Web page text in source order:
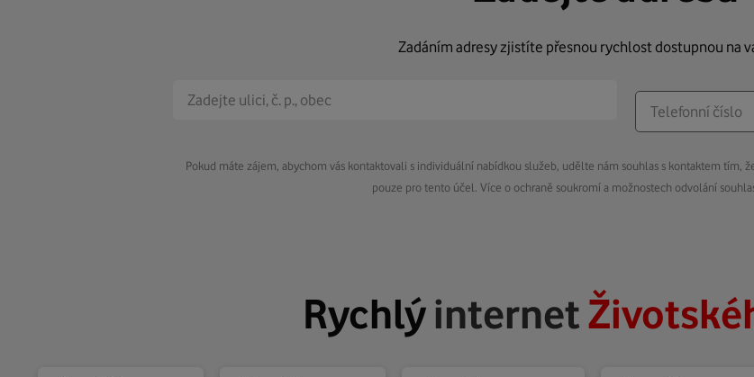
Zadáním adresy zjistíte přesnou rychlost dostupnou na
Pokud máte zájem, abychom vás kontaktovali s individuální nabídkou služeb, udělte nám souhlas s kontaktem tím,
pouze pro tento účel. Více o ochraně soukromí a možnostech odvolání
Rychlýinternet